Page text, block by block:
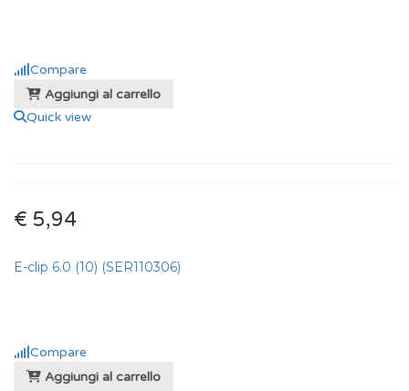
Compare
Aggiungi al carrello
Quick view
€ 5,94
E-clip 6.0 (10) (SER110306)
Compare
Aggiungi al carrello